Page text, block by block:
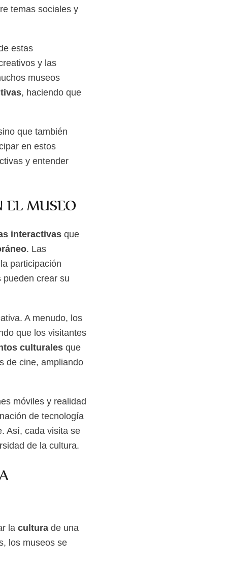
temas sociales y
estas
y las
museos
, haciendo que
que también
en estos
y entender
EL MUSEO
interactivas que
. Las
participación
crear su
A menudo, los
que los visitantes
culturales que
de cine, ampliando
móviles y realidad
de tecnología
Así, cada visita se
de la cultura.
la cultura de una
los museos se